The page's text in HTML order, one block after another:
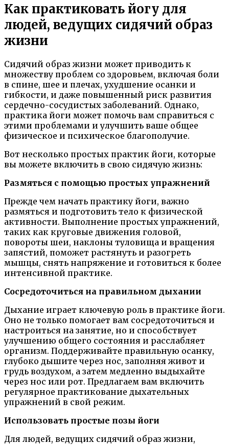
Как практиковать йогу для
людей, ведущих сидячий образ
жизни
Сидячий образ жизни может приводить к
множеству проблем со здоровьем, включая боли
в спине, шее и плечах, ухудшение осанки и
гибкости, и даже повышенный риск развития
сердечно-сосудистых заболеваний. Однако,
практика йоги может помочь вам справиться с
этими проблемами и улучшить ваше общее
физическое и психическое благополучие.
Вот несколько простых практик йоги, которые
вы можете включить в свою сидячую жизнь:
Размяться с помощью простых упражнений
Прежде чем начать практику йоги, важно
размяться и подготовить тело к физической
активности. Выполнение простых упражнений,
таких как круговые движения головой,
повороты шеи, наклоны туловища и вращения
запястий, поможет растянуть и разогреть
мышцы, снять напряжение и готовиться к более
интенсивной практике.
Сосредоточиться на правильном дыхании
Дыхание играет ключевую роль в практике йоги.
Оно не только помогает вам сосредоточиться и
настроиться на занятие, но и способствует
улучшению общего состояния и расслабляет
организм. Поддерживайте правильную осанку,
глубоко дышите через нос, заполняя живот и
грудь воздухом, а затем медленно выдыхайте
через нос или рот. Предлагаем вам включить
регулярное практикование дыхательных
упражнений в свой режим.
Использовать простые позы йоги
Для людей, ведущих сидячий образ жизни,